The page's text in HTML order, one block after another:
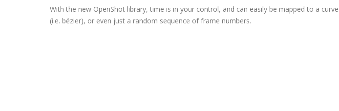
With the new OpenShot library, time is in your control, and can easily be mapped to a
(i.e. bézier), or even just a random sequence of frame numbers.